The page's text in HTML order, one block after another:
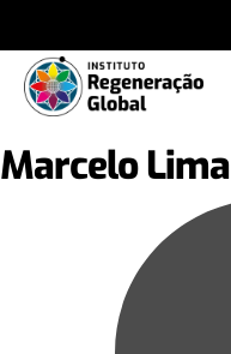
Marcelo Lima